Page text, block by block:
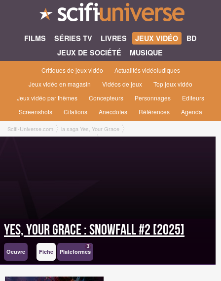
FILMS SÉRIES TV LIVRES JEUX VIDÉO
BD
JEUX DE SOCIÉTÉ
MUSIQUE
Critiques de jeux vidéo
Actualités vidéoludiques
Jeux vidéo en magasin
Vidéos de jeux
Top jeux vidéo
Jeux vidéo par thèmes
Concepteurs Personnages
Editeurs
Screenshots
Citations Anecdotes Références Agenda
Scifi-Universe.com
la saga Yes, Your Grace
Yes, Your Grace : Snowfall #2 [2025]
Yes, Your Grace : Snowfall #2 [2025]
Oeuvre Fiche Plateformes
3